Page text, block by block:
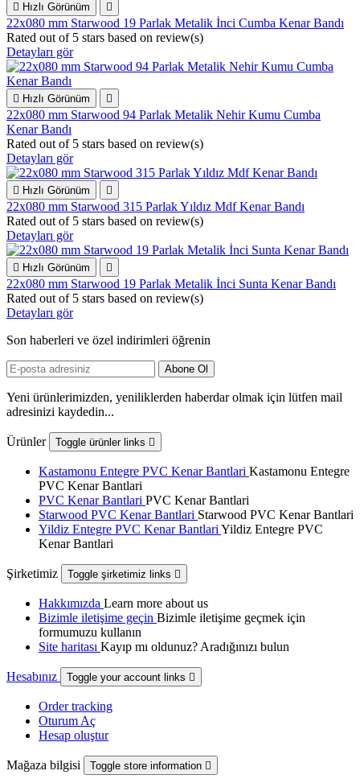
 Hızlı Görünüm 
22x080 mm Starwood 19 Parlak Metalik İnci Cumba Kenar Bandı
Rated out of 5 stars based on review(s)
Detayları gör
 Hızlı Görünüm 
22x080 mm Starwood 94 Parlak Metalik Nehir Kumu Cumba
Kenar Bandı
Rated out of 5 stars based on review(s)
Detayları gör
 Hızlı Görünüm 
22x080 mm Starwood 315 Parlak Yıldız Mdf Kenar Bandı
Rated out of 5 stars based on review(s)
Detayları gör
 Hızlı Görünüm 
22x080 mm Starwood 19 Parlak Metalik İnci Sunta Kenar Bandı
Rated out of 5 stars based on review(s)
Detayları gör
Son haberleri ve özel indirimleri öğrenin
Yeni ürünlerimizden, yeniliklerden haberdar olmak için lütfen mail
adresinizi kaydedin...
Ürünler Toggle ürünler links 
Kastamonu Entegre PVC Kenar Bantlari Kastamonu Entegre
PVC Kenar Bantlari
PVC Kenar Bantlari PVC Kenar Bantlari
Starwood PVC Kenar Bantlari Starwood PVC Kenar Bantlari
Yildiz Entegre PVC Kenar Bantlari Yildiz Entegre PVC
Kenar Bantlari
Şirketimiz Toggle şirketimiz links 
Hakkımızda Learn more about us
Bizimle iletişime geçin Bizimle iletişime geçmek için
formumuzu kullanın
Site haritası Kayıp mı oldunuz? Aradığınızı bulun
Hesabınız Toggle your account links 
Order tracking
Oturum Aç
Hesap oluştur
Mağaza bilgisi Toggle store information 